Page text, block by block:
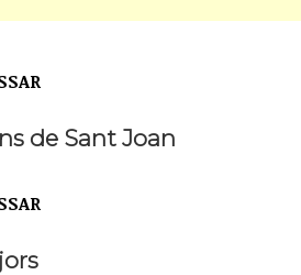
de Sant Joan